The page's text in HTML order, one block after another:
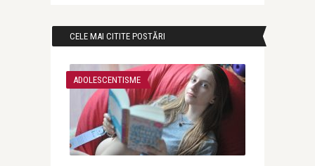
CELE MAI CITITE POSTĂRI
ADOLESCENTISME